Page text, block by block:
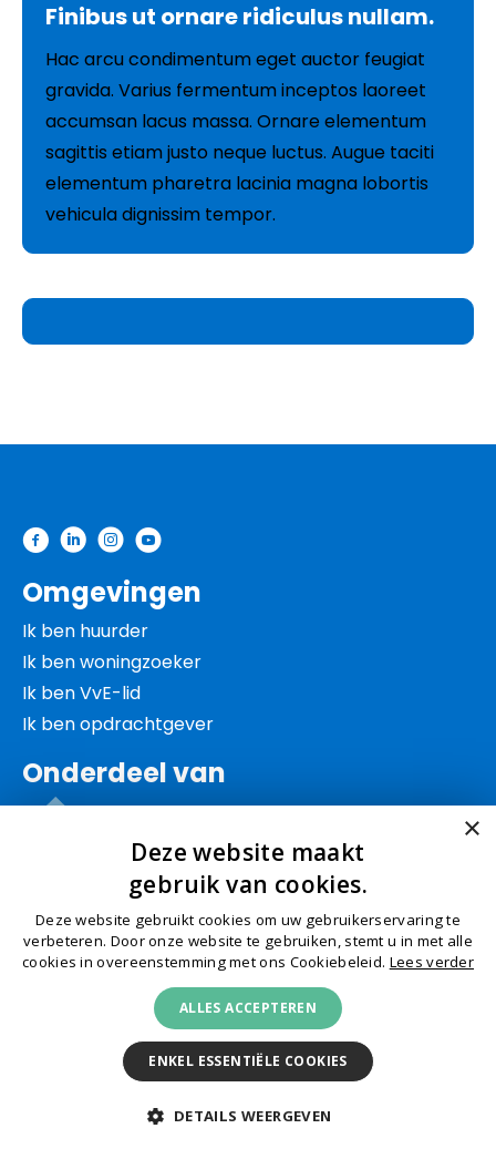
Finibus ut ornare ridiculus nullam.
Hac arcu condimentum eget auctor feugiat
gravida. Varius fermentum inceptos laoreet
accumsan lacus massa. Ornare elementum
sagittis etiam justo neque luctus. Augue taciti
elementum pharetra lacinia magna lobortis
vehicula dignissim tempor.
Contactinformatie
Omgevingen
Ik ben huurder
Ik ben woningzoeker
Ik ben VvE-lid
Ik ben opdrachtgever
Onderdeel van
© Schep 2026 Algemene voorwaarden Privacy
Klachtenafhandeling Toegankelijkheid
KVK 27151966
Logo NEVAP Logo VMN
×
Deze website maakt
gebruik van cookies.
Deze website gebruikt cookies om uw gebruikerservaring te
verbeteren. Door onze website te gebruiken, stemt u in met alle
cookies in overeenstemming met ons Cookiebeleid. Lees verder
ALLES ACCEPTEREN
ENKEL ESSENTIËLE COOKIES
DETAILS WEERGEVEN